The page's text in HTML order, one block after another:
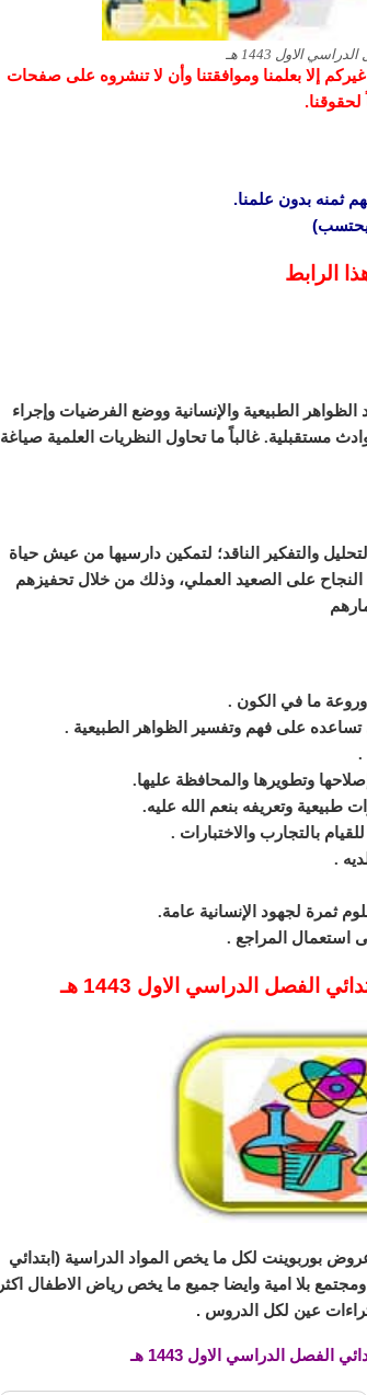
الاول 1443 هـ
إلا بعلمنا وموافقتنا وأن لا تنشروه على صفحات
لحقوقنا.
ثمنه بدون علمنا.
يحتسب)
الرابط
الطبيعية والإنسانية ووضع الفرضيات وإجراء
مستقبلية. غالباً ما تحاول النظريات العلمية صياغة
والتفكير الناقد؛ لتمكين دارسيها من عيش حياة
النجاح على الصعيد العملي، وذلك من خلال تحفيزهم
الفصل الدراسي الاول 1443 هـ
بوربوينت لكل ما يخص المواد الدراسية (ابتدائي
بلا امية وايضا جميع ما يخص رياض الاطفال اكثر
عين لكل الدروس .
الفصل الدراسي الاول 1443 هـ